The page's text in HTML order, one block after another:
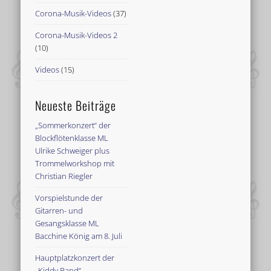
Corona-Musik-Videos(37)
Corona-Musik-Videos 2
(10)
Videos(15)
Neueste Beiträge
„Sommerkonzert“ der
Blockflötenklasse ML
Ulrike Schweiger plus
Trommelworkshop mit
Christian Riegler
Vorspielstunde der
Gitarren- und
Gesangsklasse ML
Bacchine König am 8. Juli
Hauptplatzkonzert der